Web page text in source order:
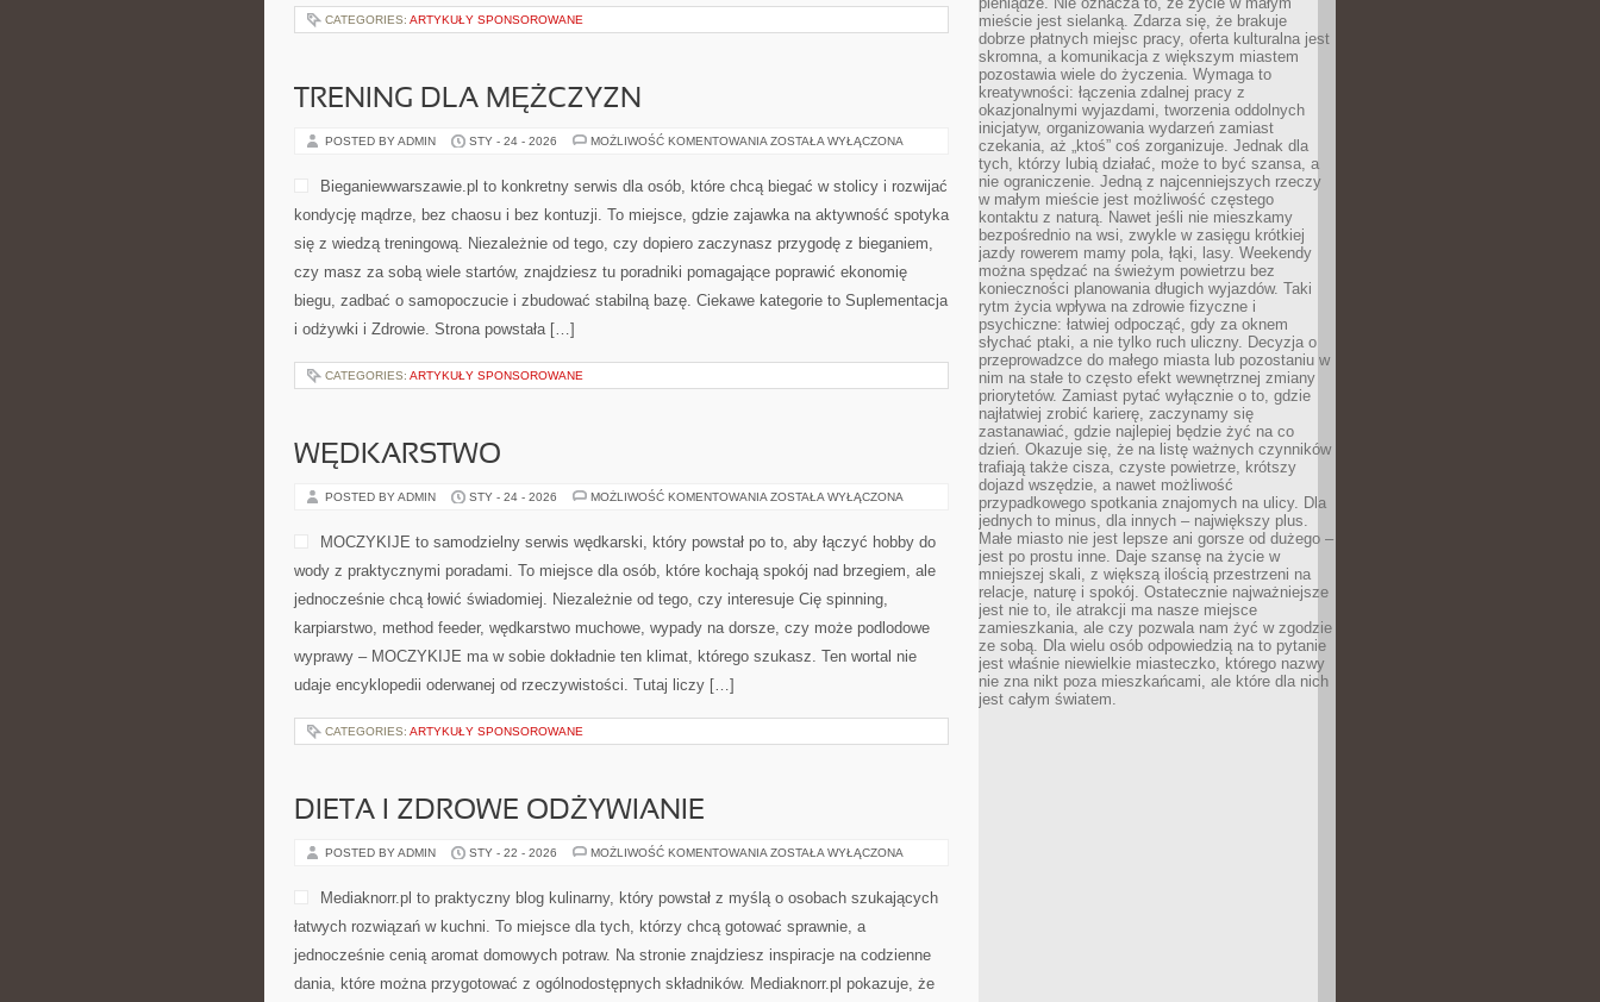
CATEGORIES: ARTYKUŁY SPONSOROWANE
TRENING DLA MĘŻCZYZN
POSTED BY ADMIN STY - 24 - 2026 MOŻLIWOŚĆ KOMENTOWANIA TRENING
ZOSTAŁA WYŁĄCZONA
Bieganiewwarszawie.pl to konkretny serwis dla osób, które chcą biegać w stolicy i rozwijać
kondycję mądrze, bez chaosu i bez kontuzji. To miejsce, gdzie zajawka na aktywność spotyka
się z wiedzą treningową. Niezależnie od tego, czy dopiero zaczynasz przygodę z bieganiem,
czy masz za sobą wiele startów, znajdziesz tu poradniki pomagające poprawić ekonomię
biegu, zadbać o samopoczucie i zbudować stabilną bazę. Ciekawe kategorie to Suplementacja
i odżywki i Zdrowie. Strona powstała […]
CATEGORIES: ARTYKUŁY SPONSOROWANE
WĘDKARSTWO
POSTED BY ADMIN STY - 24 - 2026 MOŻLIWOŚĆ KOMENTOWANIA WĘDKARSTWO
ZOSTAŁA WYŁĄCZONA
MOCZYKIJE to samodzielny serwis wędkarski, który powstał po to, aby łączyć hobby do
wody z praktycznymi poradami. To miejsce dla osób, które kochają spokój nad brzegiem, ale
jednocześnie chcą łowić świadomiej. Niezależnie od tego, czy interesuje Cię spinning,
karpiarstwo, method feeder, wędkarstwo muchowe, wypady na dorsze, czy może podlodowe
wyprawy – MOCZYKIJE ma w sobie dokładnie ten klimat, którego szukasz. Ten wortal nie
udaje encyklopedii oderwanej od rzeczywistości. Tutaj liczy […]
CATEGORIES: ARTYKUŁY SPONSOROWANE
DIETA I ZDROWE ODŻYWIANIE
POSTED BY ADMIN STY - 22 - 2026 MOŻLIWOŚĆ KOMENTOWANIA DIETA
ODŻYWIANIE
ZOSTAŁA WYŁĄCZONA
Mediaknorr.pl to praktyczny blog kulinarny, który powstał z myślą o osobach szukających
łatwych rozwiązań w kuchni. To miejsce dla tych, którzy chcą gotować sprawnie, a
jednocześnie cenią aromat domowych potraw. Na stronie znajdziesz inspiracje na codzienne
dania, które można przygotować z ogólnodostępnych składników. Mediaknorr.pl pokazuje, że
mieście jest sielanką. Zdarza się, że brakuje
dobrze płatnych miejsc pracy, oferta kulturalna jest
skromna, a komunikacja z większym miastem
pozostawia wiele do życzenia. Wymaga to
kreatywności: łączenia zdalnej pracy z
okazjonalnymi wyjazdami, tworzenia oddolnych
inicjatyw, organizowania wydarzeń zamiast
czekania, aż „ktoś” coś zorganizuje. Jednak dla
tych, którzy lubią działać, może to być szansa, a
nie ograniczenie. Jedną z najcenniejszych rzeczy
w małym mieście jest możliwość częstego
kontaktu z naturą. Nawet jeśli nie mieszkamy
bezpośrednio na wsi, zwykle w zasięgu krótkiej
jazdy rowerem mamy pola, łąki, lasy. Weekendy
można spędzać na świeżym powietrzu bez
konieczności planowania długich wyjazdów. Taki
rytm życia wpływa na zdrowie fizyczne i
psychiczne: łatwiej odpocząć, gdy za oknem
słychać ptaki, a nie tylko ruch uliczny. Decyzja o
przeprowadzce do małego miasta lub pozostaniu w
nim na stałe to często efekt wewnętrznej zmiany
priorytetów. Zamiast pytać wyłącznie o to, gdzie
najłatwiej zrobić karierę, zaczynamy się
zastanawiać, gdzie najlepiej będzie żyć na co
dzień. Okazuje się, że na listę ważnych czynników
trafiają także cisza, czyste powietrze, krótszy
dojazd wszędzie, a nawet możliwość
przypadkowego spotkania znajomych na ulicy. Dla
jednych to minus, dla innych – największy plus.
Małe miasto nie jest lepsze ani gorsze od dużego –
jest po prostu inne. Daje szansę na życie w
mniejszej skali, z większą ilością przestrzeni na
relacje, naturę i spokój. Ostatecznie najważniejsze
jest nie to, ile atrakcji ma nasze miejsce
zamieszkania, ale czy pozwala nam żyć w zgodzie
ze sobą. Dla wielu osób odpowiedzią na to pytanie
jest właśnie niewielkie miasteczko, którego nazwy
nie zna nikt poza mieszkańcami, ale które dla nich
jest całym światem.